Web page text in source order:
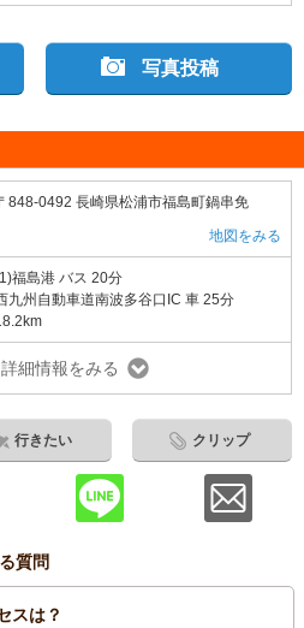
写真投稿
848-0492 長崎県松浦市福島町鍋串免
地図をみる
福島港 バス 20分
九州自動車道南波多谷口IC 車 25分
細情報をみる
行きたい クリップ
質問
スは？